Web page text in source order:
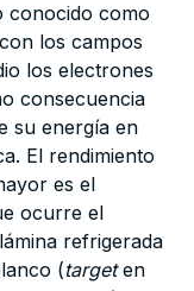
conocido como
los campos
los electrones
consecuencia
su energía en
El rendimiento
es el
ocurre el
refrigerada
(targeten